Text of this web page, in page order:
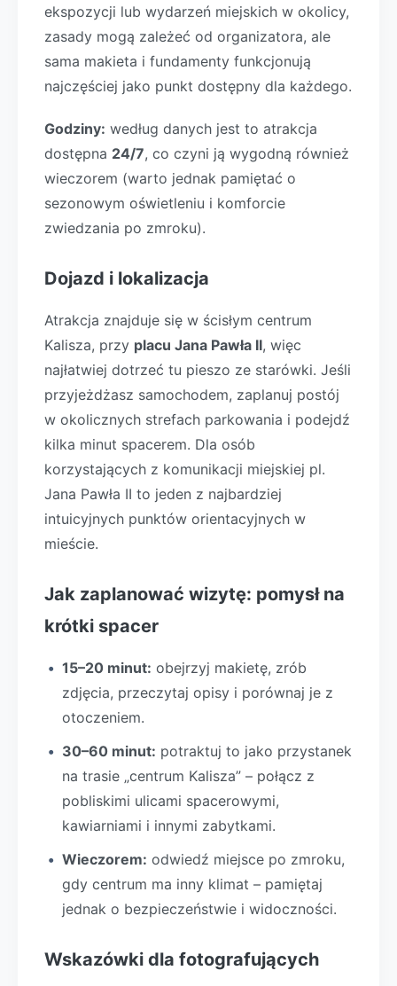
ekspozycji lub wydarzeń miejskich w okolicy,
zasady mogą zależeć od organizatora, ale
sama makieta i fundamenty funkcjonują
najczęściej jako punkt dostępny dla każdego.
Godziny: według danych jest to atrakcja
dostępna 24/7, co czyni ją wygodną również
wieczorem (warto jednak pamiętać o
sezonowym oświetleniu i komforcie
zwiedzania po zmroku).
Dojazd i lokalizacja
Atrakcja znajduje się w ścisłym centrum
Kalisza, przy placu Jana Pawła II, więc
najłatwiej dotrzeć tu pieszo ze starówki. Jeśli
przyjeżdżasz samochodem, zaplanuj postój
w okolicznych strefach parkowania i podejdź
kilka minut spacerem. Dla osób
korzystających z komunikacji miejskiej pl.
Jana Pawła II to jeden z najbardziej
intuicyjnych punktów orientacyjnych w
mieście.
Jak zaplanować wizytę: pomysł na
krótki spacer
15–20 minut: obejrzyj makietę, zrób
zdjęcia, przeczytaj opisy i porównaj je z
otoczeniem.
30–60 minut: potraktuj to jako przystanek
na trasie „centrum Kalisza” – połącz z
pobliskimi ulicami spacerowymi,
kawiarniami i innymi zabytkami.
Wieczorem: odwiedź miejsce po zmroku,
gdy centrum ma inny klimat – pamiętaj
jednak o bezpieczeństwie i widoczności.
Wskazówki dla fotografujących